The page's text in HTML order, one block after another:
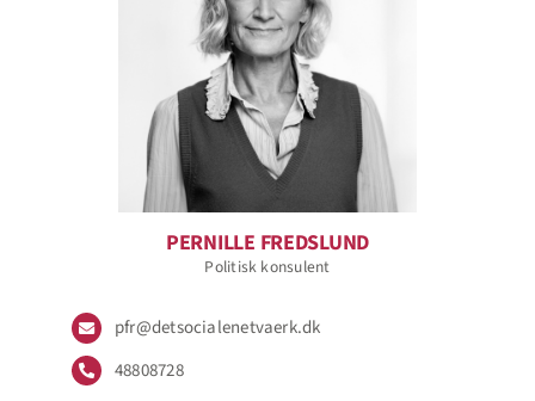
PERNILLE FREDSLUND
Politisk konsulent
pfr@detsocialenetvaerk.dk
48808728